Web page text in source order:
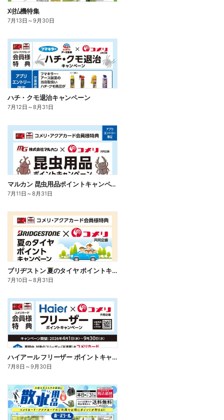
刈払機特集
7月13日 ～9月30日
ハチ・クモ退治キャンペーン
7月12日 ～8月31日
マルカン 昆虫用品ポイントキャンペーン
7月11日 ～8月31日
ブリヂストン 夏のタイヤ ポイントキャンペーン
7月10日 ～8月31日
ハイアール フリーザー ポイントキャンペーン
7月8日 ～9月30日